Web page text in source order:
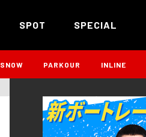
SPOT SPECIAL
SNOW PARKOUR INLINE